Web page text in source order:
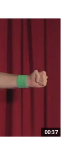
00:37